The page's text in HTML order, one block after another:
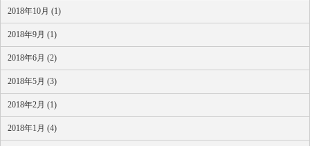
2018年10月 (1)
2018年9月 (1)
2018年6月 (2)
2018年5月 (3)
2018年2月 (1)
2018年1月 (4)